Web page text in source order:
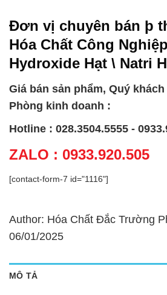
Đơn vị chuyên bán þ
Hóa Chất Công
Hydroxide Hạt \ Natri
Giá bán sản phẩm, Quý
Phòng kinh doanh :
Hotline : 028.3504.5555 -
ZALO : 0933.920.505
[contact-form-7 id="1116"]
Author: Hóa Chất Đắc Trường
06/01/2025
MÔ TẢ